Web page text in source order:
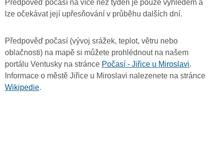
Předpověď počasí na více než týden je pouze výhledem a
lze očekávat její upřesňování v průběhu dalších dní.
Předpověď počasí (vývoj srážek, teplot, větru nebo
oblačnosti) na mapě si můžete prohlédnout na našem
portálu Ventusky na stránce Počasí - Jiřice u Miroslavi.
Informace o městě Jiřice u Miroslavi nalezenete na stránce
Wikipedie.